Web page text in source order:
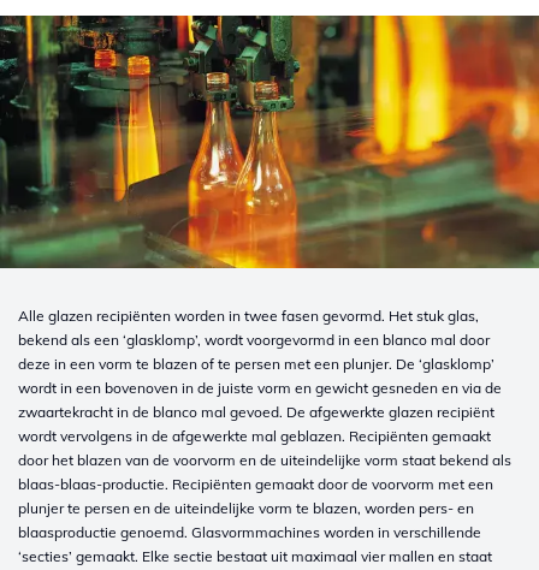
Alle glazen recipiënten worden in twee fasen gevormd. Het stuk glas,
bekend als een ‘glasklomp’, wordt voorgevormd in een blanco mal door
deze in een vorm te blazen of te persen met een plunjer. De ‘glasklomp’
wordt in een bovenoven in de juiste vorm en gewicht gesneden en via de
zwaartekracht in de blanco mal gevoed. De afgewerkte glazen recipiënt
wordt vervolgens in de afgewerkte mal geblazen. Recipiënten gemaakt
door het blazen van de voorvorm en de uiteindelijke vorm staat bekend als
blaas-blaas-productie. Recipiënten gemaakt door de voorvorm met een
plunjer te persen en de uiteindelijke vorm te blazen, worden pers- en
blaasproductie genoemd. Glasvormmachines worden in verschillende
‘secties’ gemaakt. Elke sectie bestaat uit maximaal vier mallen en staat